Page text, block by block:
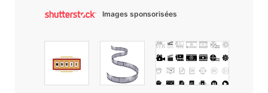
Images sponsorisées